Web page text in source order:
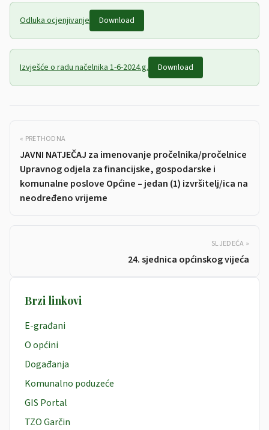
Odluka ocjenjivanje Download
Izvješće o radu načelnika 1-6-2024.g. Download
« PRETHODNA
JAVNI NATJEČAJ za imenovanje pročelnika/pročelnice
Upravnog odjela za financijske, gospodarske i
komunalne poslove Općine – jedan (1) izvršitelj/ica na
neodređeno vrijeme
SLJEDEĆA »
24. sjednica općinskog vijeća
Brzi linkovi
E-građani
O općini
Događanja
Komunalno poduzeće
GIS Portal
TZO Garčin